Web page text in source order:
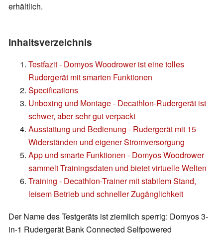
erhältlich.
Inhaltsverzeichnis
Testfazit - Domyos Woodrower ist eine tolles
Rudergerät mit smarten Funktionen
Specifications
Unboxing und Montage - Decathlon-Rudergerät ist
schwer, aber sehr gut verpackt
Ausstattung und Bedienung - Rudergerät mit 15
Widerständen und eigener Stromversorgung
App und smarte Funktionen - Domyos Woodrower
sammelt Trainingsdaten und bietet virtuelle Welten
Training - Decathlon-Trainer mit stabilem Stand,
leisem Betrieb und schneller Zugänglichkeit
Der Name des Testgeräts ist ziemlich sperrig: Domyos 3-
in-1 Rudergerät Bank Connected Selfpowered